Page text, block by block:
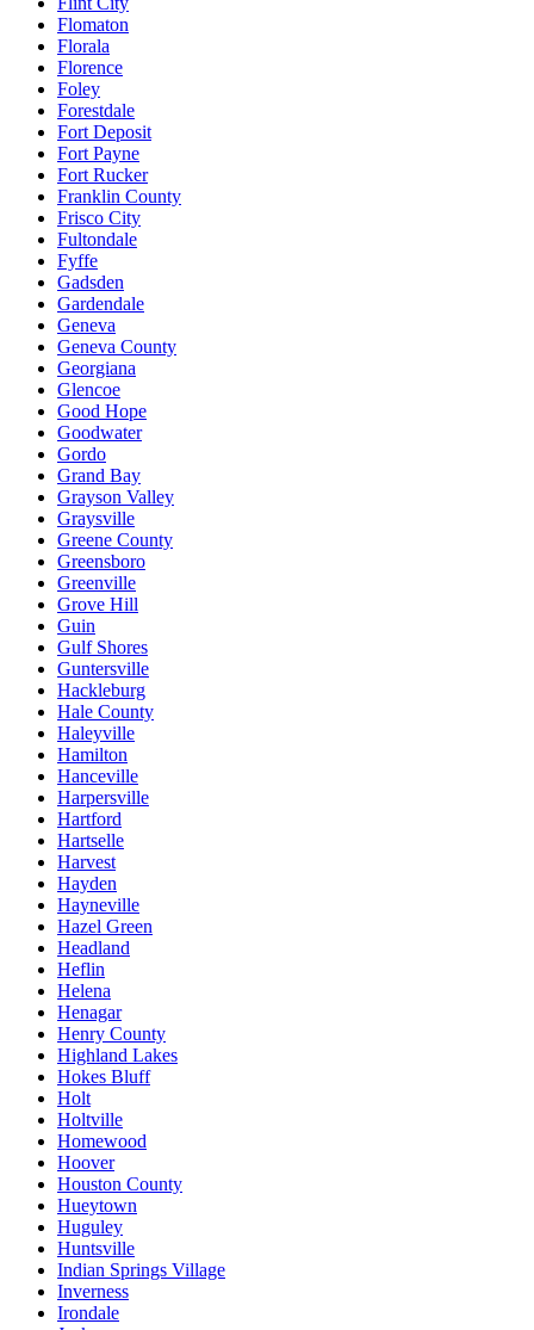
Flomaton
Florala
Florence
Foley
Forestdale
Fort Deposit
Fort Payne
Fort Rucker
Franklin County
Frisco City
Fultondale
Fyffe
Gadsden
Gardendale
Geneva
Geneva County
Georgiana
Glencoe
Good Hope
Goodwater
Gordo
Grand Bay
Grayson Valley
Graysville
Greene County
Greensboro
Greenville
Grove Hill
Guin
Gulf Shores
Guntersville
Hackleburg
Hale County
Haleyville
Hamilton
Hanceville
Harpersville
Hartford
Hartselle
Harvest
Hayden
Hayneville
Hazel Green
Headland
Heflin
Helena
Henagar
Henry County
Highland Lakes
Hokes Bluff
Holt
Holtville
Homewood
Hoover
Houston County
Hueytown
Huguley
Huntsville
Indian Springs Village
Inverness
Irondale